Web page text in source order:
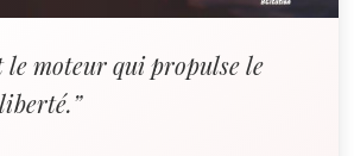
le moteur qui propulse le